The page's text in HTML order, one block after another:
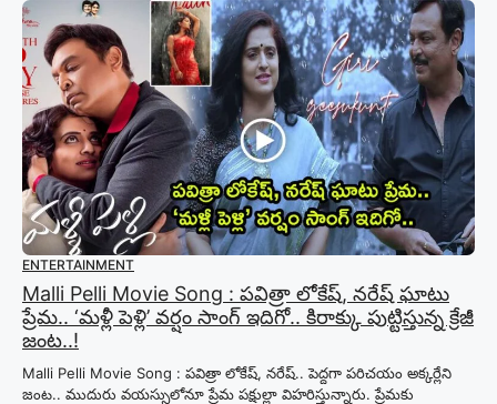
ENTERTAINMENT
Malli Pelli Movie Song : పవిత్రా లోకేష్‌, నరేష్ ఘాటు
ప్రేమ.. ‘మళ్లీ పెళ్లి’ వర్షం సాంగ్ ఇదిగో.. కిరాక్కు పుట్టిస్తున్న క్రేజీ
జంట..!
Malli Pelli Movie Song : పవిత్రా లోకేష్, నరేష్.. పెద్దగా పరిచయం అక్కర్లేని
జంట.. ముదురు వయస్సులోనూ ప్రేమ పక్షుల్లా విహరిస్తున్నారు. ప్రేమకు